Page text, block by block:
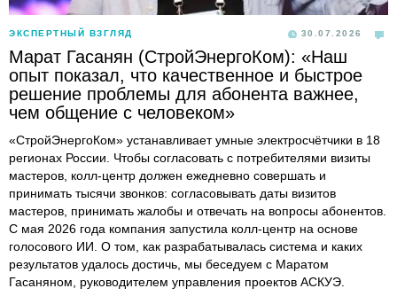
ЭКСПЕРТНЫЙ ВЗГЛЯД 30.07.2026
Марат Гасанян (СтройЭнергоКом): «Наш
опыт показал, что качественное и быстрое
решение проблемы для абонента важнее,
чем общение с человеком»
«СтройЭнергоКом» устанавливает умные электросчётчики в 18
регионах России. Чтобы согласовать с потребителями визиты
мастеров, колл-центр должен ежедневно совершать и
принимать тысячи звонков: согласовывать даты визитов
мастеров, принимать жалобы и отвечать на вопросы абонентов.
С мая 2026 года компания запустила колл-центр на основе
голосового ИИ. О том, как разрабатывалась система и каких
результатов удалось достичь, мы беседуем с Маратом
Гасаняном, руководителем управления проектов АСКУЭ.